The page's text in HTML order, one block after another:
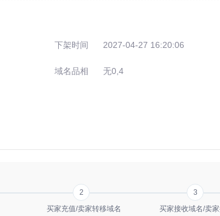
下架时间 2027-04-27 16:20:06
域名品相 无0,4
2 3
买家充值/卖家转移域名 买家接收域名/卖